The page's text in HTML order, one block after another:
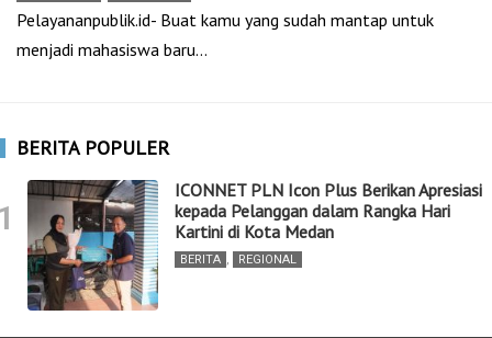
Pelayananpublik.id- Buat kamu yang sudah mantap untuk
menjadi mahasiswa baru…
BERITA POPULER
ICONNET PLN Icon Plus Berikan Apresiasi
kepada Pelanggan dalam Rangka Hari
Kartini di Kota Medan
BERITA , REGIONAL